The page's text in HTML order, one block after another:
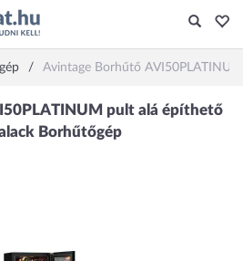
Avintage Borhűtő